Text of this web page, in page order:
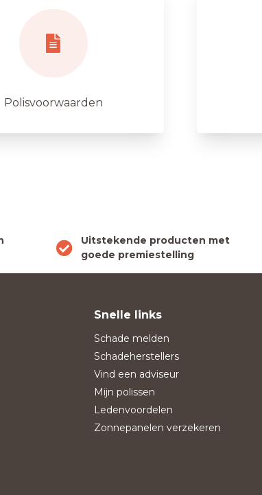
Polisvoorwaarden
Uitstekende producten met
goede premiestelling
Snelle links
Schade melden
Schadeherstellers
Vind een adviseur
Mijn polissen
Ledenvoordelen
Zonnepanelen verzekeren